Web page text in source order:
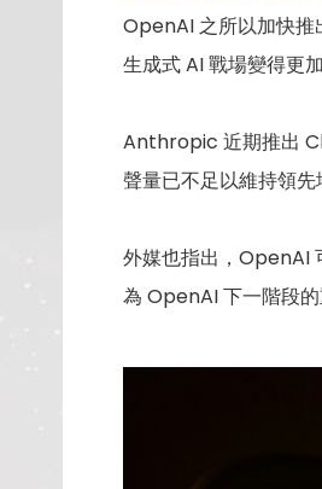
OpenAI 之所以加快推
生成式 AI 戰場變得更加
Anthropic 近期推出
聲量已不足以維持領先
外媒也指出，OpenAI
為 OpenAI 下一階段的